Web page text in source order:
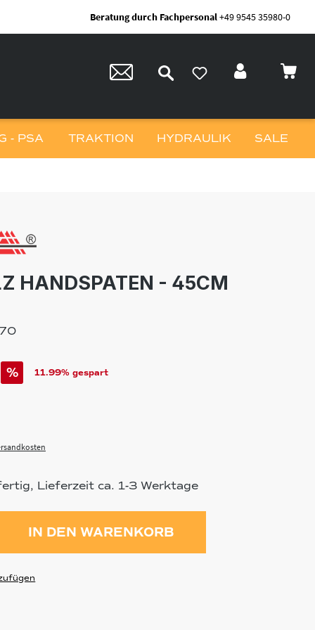
Beratung durch Fachpersonal+49 9545 35980-0
- PSA TRAKTION HYDRAULIK SALE
HANDSPATEN - 45CM
% 11.99% gespart
Lieferzeit ca. 1-3 Werktage
Gib den gewünschten Wert
IN DEN WARENKORB